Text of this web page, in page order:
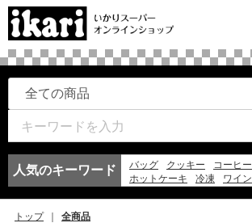
人気のキーワード バッグ クッキー コーヒー
ホットケーキ
冷凍 ワイン
トップ 全商品